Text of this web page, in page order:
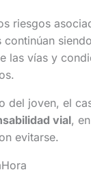
riesgos
las vías y
del joven, el
vial,
evitarse.